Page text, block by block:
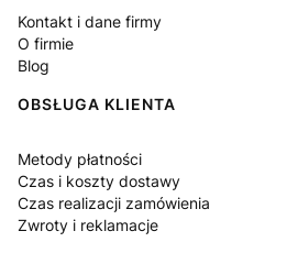
Kontakt i dane firmy
O firmie
Blog
OBSŁUGA KLIENTA
Metody płatności
Czas i koszty dostawy
Czas realizacji zamówienia
Zwroty i reklamacje